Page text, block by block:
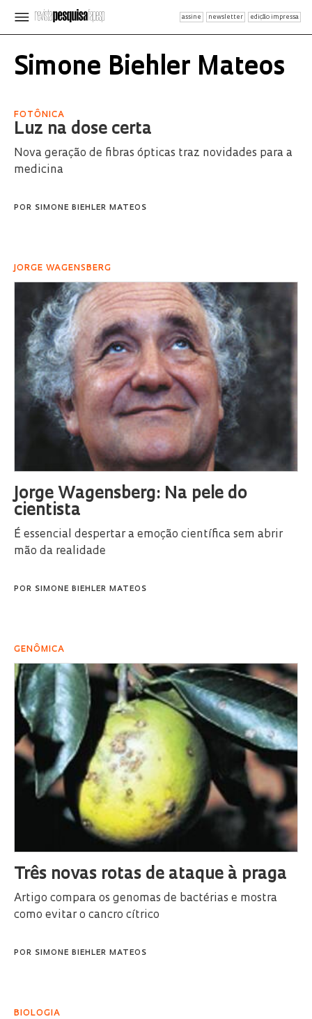
assine newsletter edição impressa
Simone Biehler Mateos
FOTÔNICA
Luz na dose certa
Nova geração de fibras ópticas traz novidades para a
medicina
POR SIMONE BIEHLER MATEOS
JORGE WAGENSBERG
Jorge Wagensberg: Na pele do
cientista
É essencial despertar a emoção científica sem abrir
mão da realidade
POR SIMONE BIEHLER MATEOS
GENÔMICA
Três novas rotas de ataque à praga
Artigo compara os genomas de bactérias e mostra
como evitar o cancro cítrico
POR SIMONE BIEHLER MATEOS
BIOLOGIA